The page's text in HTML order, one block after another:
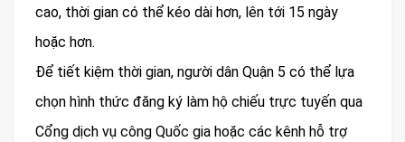
cao, thời gian có thể kéo dài hơn, lên tới 15 ngày
hoặc hơn.
Để tiết kiệm thời gian, người dân Quận 5 có thể lựa
chọn hình thức đăng ký làm hộ chiếu trực tuyến qua
Cổng dịch vụ công Quốc gia hoặc các kênh hỗ trợ